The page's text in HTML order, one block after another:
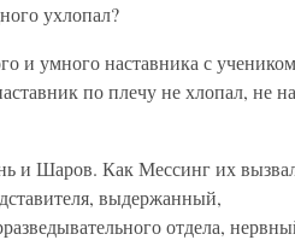
ухлопал?
и умного наставника с
по плечу не хлопал, не
и Шаров. Как Мессинг их
выдержанный,
отдела,